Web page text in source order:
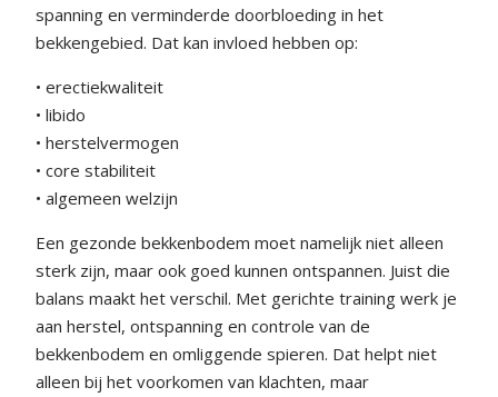
spanning en verminderde doorbloeding in het
bekkengebied. Dat kan invloed hebben op:
• erectiekwaliteit
• libido
• herstelvermogen
• core stabiliteit
• algemeen welzijn
Een gezonde bekkenbodem moet namelijk niet alleen
sterk zijn, maar ook goed kunnen ontspannen. Juist die
balans maakt het verschil. Met gerichte training werk je
aan herstel, ontspanning en controle van de
bekkenbodem en omliggende spieren. Dat helpt niet
alleen bij het voorkomen van klachten, maar